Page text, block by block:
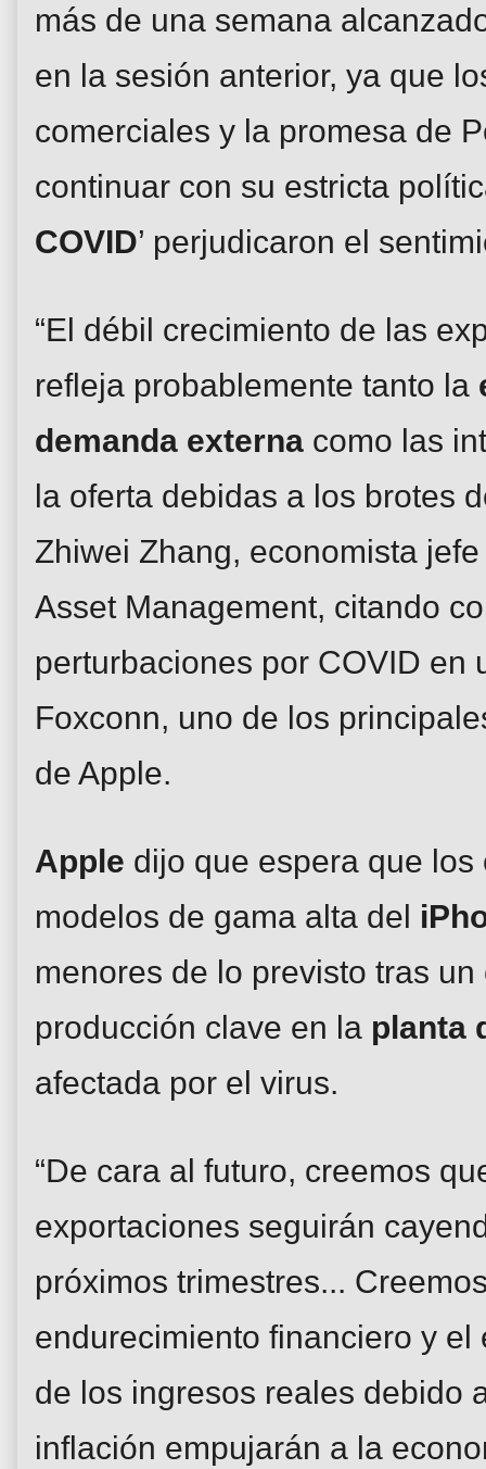
más de una semana
en la sesión anterior, ya que
comerciales y la promesa de
continuar con su estricta
COVID’ perjudicaron el
“El débil crecimiento de las
refleja probablemente tanto la
demanda externa como las
la oferta debidas a los brotes
Zhiwei Zhang, economista
Asset Management, citando
perturbaciones por COVID en
Foxconn, uno de los
de Apple.
Apple dijo que espera que
modelos de gama alta del
menores de lo previsto tras un
producción clave en la planta
afectada por el virus.
“De cara al futuro, creemos
exportaciones seguirán
próximos trimestres...
endurecimiento financiero y el
de los ingresos reales debido
inflación empujarán a la